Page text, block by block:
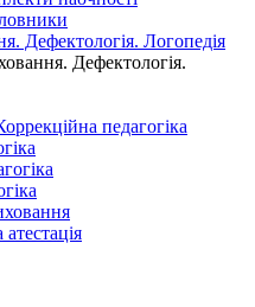
Дефектологія. Логопедія
Дефектологія.
педагогіка